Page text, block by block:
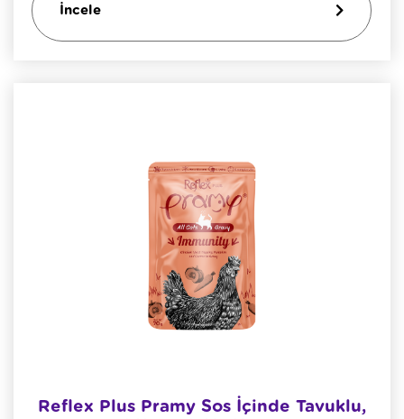
İncele
Reflex Plus Pramy Sos İçinde Tavuklu,